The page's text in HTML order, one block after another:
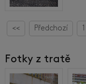
<< Předchozí 1
Fotky z tratě